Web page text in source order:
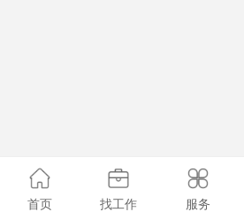
首页 找工作 服务